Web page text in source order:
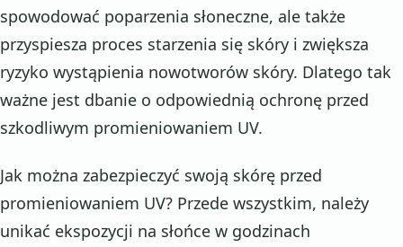
spowodować poparzenia słoneczne, ale także
przyspiesza proces starzenia się skóry i zwiększa
ryzyko wystąpienia nowotworów skóry. Dlatego tak
ważne jest dbanie o odpowiednią ochronę przed
szkodliwym promieniowaniem UV.
Jak można zabezpieczyć swoją skórę przed
promieniowaniem UV? Przede wszystkim, należy
unikać ekspozycji na słońce w godzinach